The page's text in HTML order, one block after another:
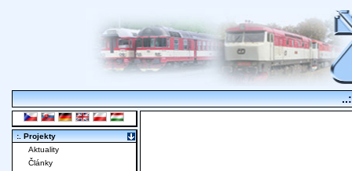
:. Projekty
Aktuality
Články